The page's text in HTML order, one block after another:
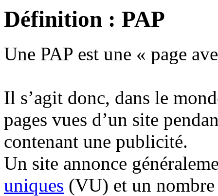
Définition : PAP
Une PAP est une « page
Il s’agit donc, dans le
pages vues d’un site
contenant une publicité.
Un site annonce
uniques (VU) et un nombre